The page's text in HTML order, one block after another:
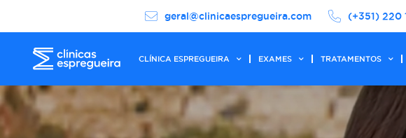
geral@clinicaespregueira.com (+351) 220
CLÍNICA ESPREGUEIRA EXAMES TRATAMENTOS